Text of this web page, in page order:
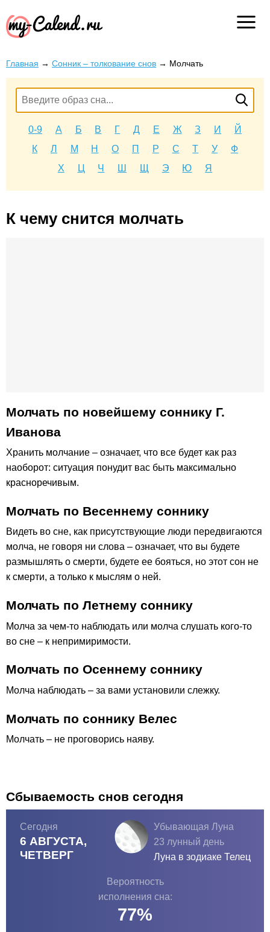
Главная → Сонник – толкование снов → Молчать
0-9 А Б В Г Д Е Ж З И
Й
К
Л М Н О П Р С Т У
Ф
Х
Ц Ч Ш Щ Э Ю Я
К чему снится молчать
Молчать по новейшему соннику Г.
Иванова
Хранить молчание – означает, что все будет как раз
наоборот: ситуация понудит вас быть максимально
красноречивым.
Молчать по Весеннему соннику
Видеть во сне, как присутствующие люди передвигаются
молча, не говоря ни слова – означает, что вы будете
размышлять о смерти, будете ее бояться, но этот сон не
к смерти, а только к мыслям о ней.
Молчать по Летнему соннику
Молча за чем-то наблюдать или молча слушать кого-то
во сне – к непримиримости.
Молчать по Осеннему соннику
Молча наблюдать – за вами установили слежку.
Молчать по соннику Велес
Молчать – не проговорись наяву.
Сбываемость снов сегодня
Сегодня
6 АВГУСТА,
ЧЕТВЕРГ
Убывающая Луна
23 лунный день
Луна в зодиаке Телец
Вероятность
исполнения сна:
77%